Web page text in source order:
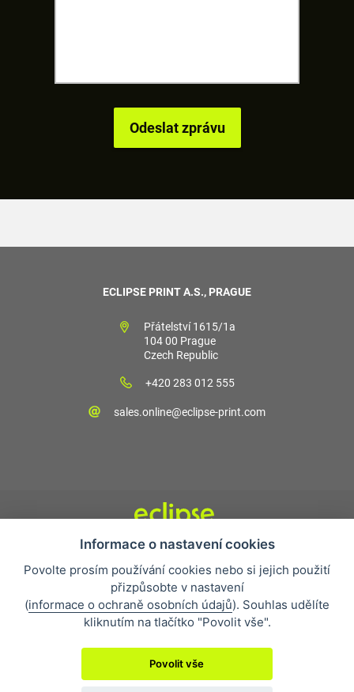
ECLIPSE PRINT A.S., PRAGUE
Přátelství 1615/1a
104 00 Prague
Czech Republic
+420 283 012 555
sales.online@eclipse-print.com
Obchodní podmínky
Nejčastější otázky
Ochrana osobních údajů
O společnosti
Whistleblowing
Informace o nastavení cookies
Povolte prosím používání cookies nebo si jejich použití
přizpůsobte v nastavení
(informace o ochraně osobních údajů). Souhlas udělíte
kliknutím na tlačítko "Povolit vše".
Povolit vše